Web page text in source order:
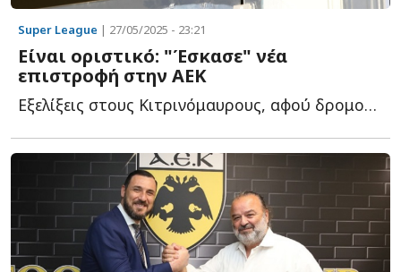
Super League | 27/05/2025 - 23:21
Είναι οριστικό: "Έσκασε" νέα
επιστροφή στην ΑΕΚ
Εξελίξεις στους Κιτρινόμαυρους, αφού δρομολογήθηκε μ...